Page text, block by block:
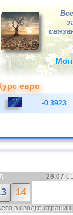
евро
-0.3923
26.07
14
в сводке страниц